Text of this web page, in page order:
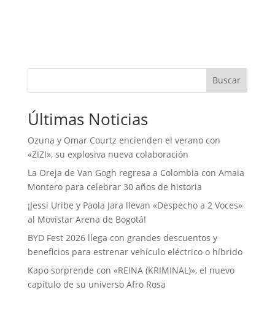
Buscar
Últimas Noticias
Ozuna y Omar Courtz encienden el verano con
«ZIZI», su explosiva nueva colaboración
La Oreja de Van Gogh regresa a Colombia con Amaia
Montero para celebrar 30 años de historia
¡Jessi Uribe y Paola Jara llevan «Despecho a 2 Voces»
al Movistar Arena de Bogotá!
BYD Fest 2026 llega con grandes descuentos y
beneficios para estrenar vehículo eléctrico o híbrido
Kapo sorprende con «REINA (KRIMINAL)», el nuevo
capítulo de su universo Afro Rosa